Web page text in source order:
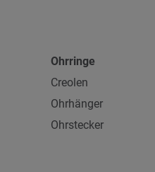
Ohrringe
Creolen
Ohrhänger
Ohrstecker